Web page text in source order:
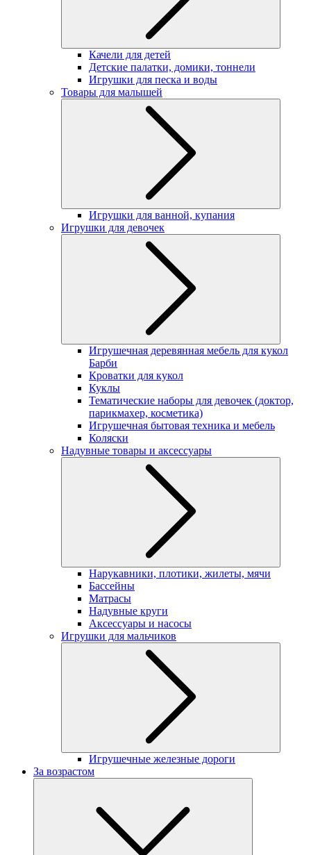
Качели для детей
Детские палатки, домики, тоннели
Игрушки для песка и воды
Товары для малышей
Игрушки для ванной, купания
Игрушки для девочек
Игрушечная деревянная мебель для кукол
Барби
Кроватки для кукол
Куклы
Тематические наборы для девочек (доктор,
парикмахер, косметика)
Игрушечная бытовая техника и мебель
Коляски
Надувные товары и аксессуары
Нарукавники, плотики, жилеты, мячи
Бассейны
Матрасы
Надувные круги
Аксессуары и насосы
Игрушки для мальчиков
Игрушечные железные дороги
За возрастом